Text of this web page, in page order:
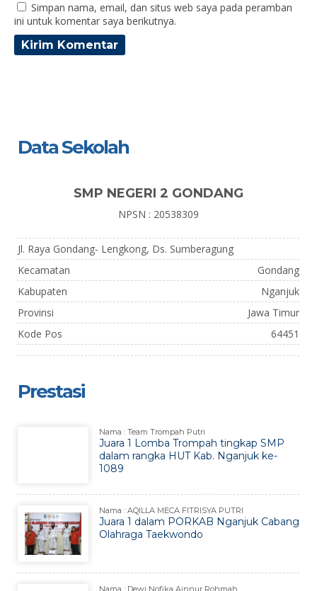
Simpan nama, email, dan situs web saya pada peramban
ini untuk komentar saya berikutnya.
Data Sekolah
SMP NEGERI 2 GONDANG
NPSN : 20538309
Jl. Raya Gondang- Lengkong, Ds. Sumberagung
Kecamatan
Gondang
Kabupaten
Nganjuk
Provinsi
Jawa Timur
Kode Pos
64451
Prestasi
Nama : Team Trompah Putri
Juara 1 Lomba Trompah tingkap SMP
dalam rangka HUT Kab. Nganjuk ke-
1089
Nama : AQILLA MECA FITRISYA PUTRI
Juara 1 dalam PORKAB Nganjuk Cabang
Olahraga Taekwondo
Nama : Dewi Nofika Ainnur Rohmah